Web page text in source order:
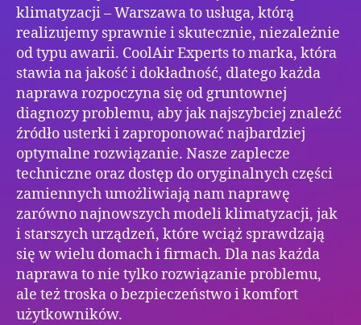
klimatyzacji – Warszawa to usługa, którą
realizujemy sprawnie i skutecznie, niezależnie
od typu awarii. CoolAir Experts to marka, która
stawia na jakość i dokładność, dlatego każda
naprawa rozpoczyna się od gruntownej
diagnozy problemu, aby jak najszybciej znaleźć
źródło usterki i zaproponować najbardziej
optymalne rozwiązanie. Nasze zaplecze
techniczne oraz dostęp do oryginalnych części
zamiennych umożliwiają nam naprawę
zarówno najnowszych modeli klimatyzacji, jak
i starszych urządzeń, które wciąż sprawdzają
się w wielu domach i firmach. Dla nas każda
naprawa to nie tylko rozwiązanie problemu,
ale też troska o bezpieczeństwo i komfort
użytkowników.